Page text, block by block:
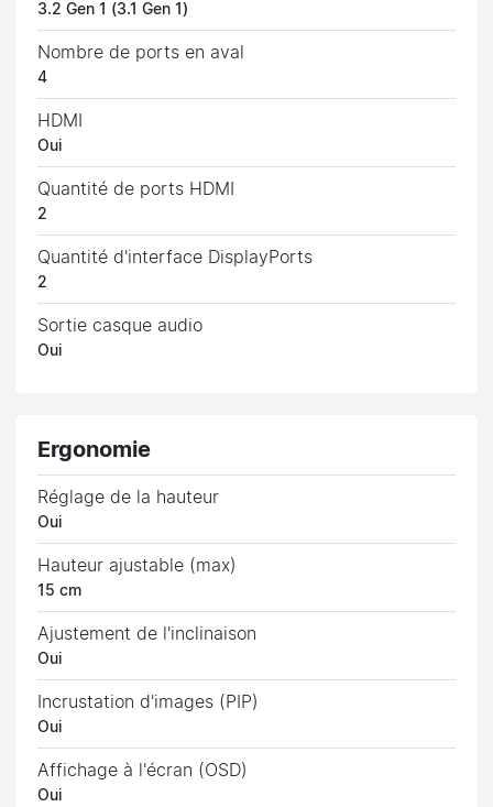
3.2 Gen 1 (3.1 Gen 1)
Nombre de ports en aval
4
HDMI
Oui
Quantité de ports HDMI
2
Quantité d'interface DisplayPorts
2
Sortie casque audio
Oui
Ergonomie
Réglage de la hauteur
Oui
Hauteur ajustable (max)
15 cm
Ajustement de l'inclinaison
Oui
Incrustation d'images (PIP)
Oui
Affichage à l'écran (OSD)
Oui